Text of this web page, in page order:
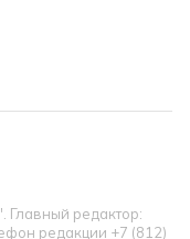
редактор:
редакции +7 (812)